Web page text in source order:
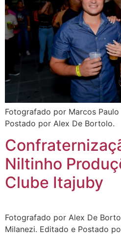
Fotografado por Marcos
Postado por Alex De Bortolo.
Niltinho
Clube Itajuby
Fotografado por Alex De
Milanezi. Editado e Postado